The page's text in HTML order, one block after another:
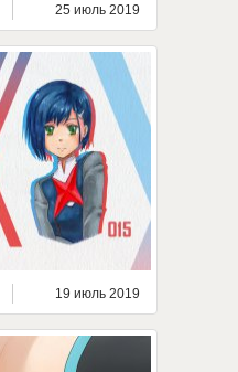
25 июль 2019
19 июль 2019